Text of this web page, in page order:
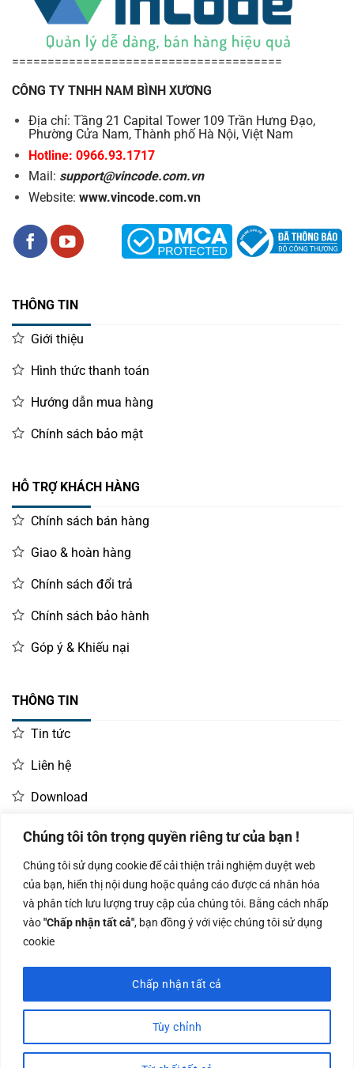
Chúng tôi tôn trọng quyền riêng tư của bạn !
Chúng tôi sử dụng cookie để cải thiện trải nghiệm duyệt web
của bạn, hiển thị nội dung hoặc quảng cáo được cá nhân hóa
và phân tích lưu lượng truy cập của chúng tôi. Bằng cách nhấp
vào"Chấp nhận tất cả", bạn đồng ý với việc chúng tôi sử dụng
cookie
Tùy chỉnh
Chấp nhận tất cả
======================================
CÔNG TY TNHH NAM BÌNH XƯƠNG
Địa chỉ: Tầng 21 Capital Tower 109 Trần Hưng Đạo,
Phường Cửa Nam, Thành phố Hà Nội, Việt Nam
Hotline: 0966.93.1717
Mail: support@vincode.com.vn
Website: www.vincode.com.vn
THÔNG TIN
Giới thiệu
Hình thức thanh toán
Hướng dẫn mua hàng
Chính sách bảo mật
HỖ TRỢ KHÁCH HÀNG
Chính sách bán hàng
Giao & hoàn hàng
Chính sách đổi trả
Chính sách bảo hành
Góp ý & Khiếu nại
THÔNG TIN
Tin tức
Liên hệ
Download
Kinh doanh:
0966.93.1717
KD Dự Án: 0987
835 345
Kế Toán:
0987.919.040
Công ty TNHH Nam Bình Xương - Số ĐKKD: 0108783483 cấp ngày
14/06/2019 bởi Sở Kế Hoạch và Đầu Tư Tp. Hà Nội
Visa PayPal Stripe MasterCardCash